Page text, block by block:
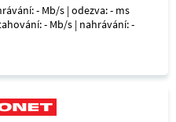
- Mb/s | odezva: - ms
- Mb/s | nahrávání: -